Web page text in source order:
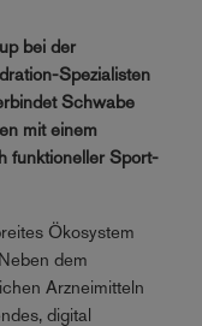
bei der
Spezialisten
Schwabe
mit einem
funktioneller Sport-
Ökosystem
dem
Arzneimitteln
digital